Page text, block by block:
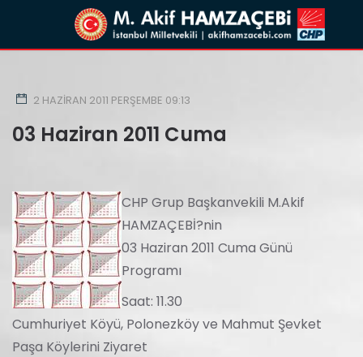
2 HAZIRAN 2011 PERŞEMBE 09:13
03 Haziran 2011 Cuma
CHP Grup Başkanvekili M.Akif
HAMZAÇEBİ?nin
03 Haziran 2011 Cuma Günü
Programı
Saat: 11.30
Cumhuriyet Köyü, Polonezköy ve Mahmut Şevket
Paşa Köylerini Ziyaret